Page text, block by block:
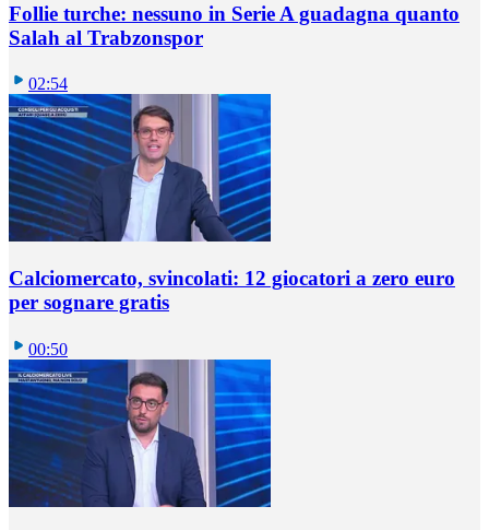
Follie turche: nessuno in Serie A guadagna quanto
Salah al Trabzonspor
02:54
Calciomercato, svincolati: 12 giocatori a zero euro
per sognare gratis
00:50